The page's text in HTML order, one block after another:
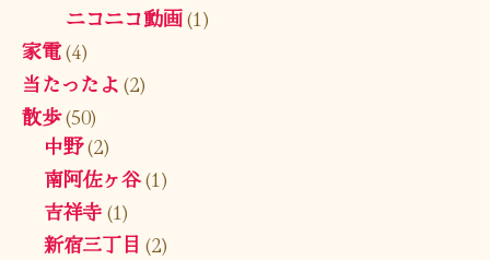
ニコニコ動画(1)
家電(4)
当たったよ(2)
散歩(50)
中野(2)
南阿佐ヶ谷(1)
吉祥寺(1)
新宿三丁目 (2)